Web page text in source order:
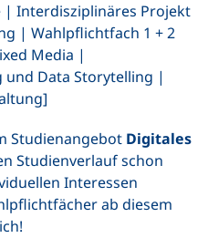
| Interdisziplinäres Projekt
| Wahlpflichtfach 1 + 2
Media |
Data Storytelling |
Studienangebot Digitales
Studienverlauf schon
Interessen
ab diesem